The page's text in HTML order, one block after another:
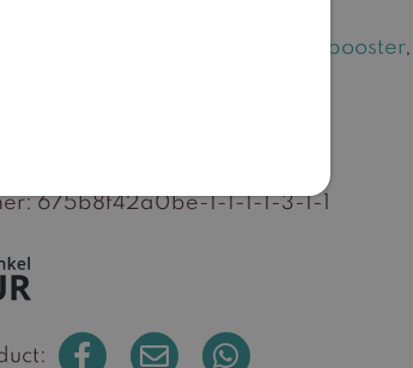
675b8f42a0be-1-1-1-1-3-1-1
Huidbooster,
Restoration